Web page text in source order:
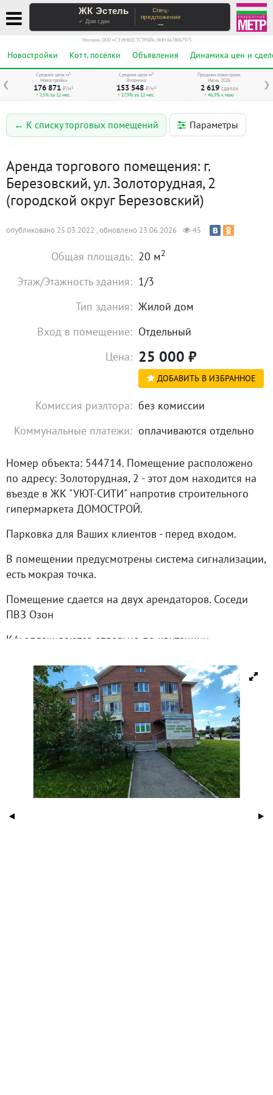
ЖК Эстель
✓ Дом сдан
Спец-
предложение
→
Реклама. ООО «СЗ ИНВЕСТСТРОЙ», ИНН 6678067973
Новостройки Котт. посёлки Объявления Динамика цен и
❮ ❯
Средняя цена м²
Новостройки
176 871 ₽/м²
↑ 7,5% за 12 мес.
Средняя цена м²
Вторичка
153 548 ₽/м²
↑ 17,9% за 12 мес.
Продажи новостроек
Июнь 2026
2 619 сделок
↑ 46,9% к маю
← К списку торговых помещений Параметры
Аренда торгового помещения: г.
Березовский, ул. Золоторудная, 2
(городской округ Березовский)
опубликовано 25.03.2022 , обновлено 23.06.2026 45
Общая площадь: 20 м2
Этаж/Этажность здания: 1/3
Тип здания: Жилой дом
Вход в помещение: Отдельный
Цена: 25 000 ₽
ДОБАВИТЬ В ИЗБРАННОЕ
Комиссия риэлтора: без комиссии
Коммунальные платежи: оплачиваются отдельно
Номер объекта: 544714. Помещение расположено
по адресу: Золоторудная, 2 - этот дом находится на
въезде в ЖК "УЮТ-СИТИ" напротив строительного
гипермаркета ДОМОСТРОЙ.
Парковка для Ваших клиентов - перед входом.
В помещении предусмотрены система сигнализации,
есть мокрая точка.
Помещение сдается на двух арендаторов. Соседи
ПВЗ Озон
К/у оплачиваются отдельно по квитанции.
При заключении договора аренды взимается
депозит в размере месячной арендной платы.
Предоставляются арендные каникулы.
Ждем нового арендатора для сотрудничества на
долгосрочной основе.